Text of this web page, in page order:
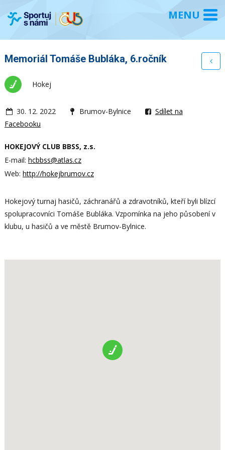
Memoriál Tomáše Bubláka, 6.ročník
Hokej
30. 12. 2022 Brumov-Bylnice
Sdílet na
Facebooku
HOKEJOVÝ CLUB BBSS, z.s.
E-mail: hcbbss@atlas.cz
Web: http://hokejbrumov.cz
Hokejový turnaj hasičů, záchranářů a zdravotníků, kteří byli blízcí
spolupracovníci Tomáše Bubláka. Vzpomínka na jeho působení v
klubu, u hasičů a ve městě Brumov-Bylnice.